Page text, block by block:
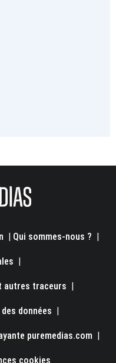
| Qui sommes-nous ? |
|
autres traceurs |
données |
puremedias.com |
cookies